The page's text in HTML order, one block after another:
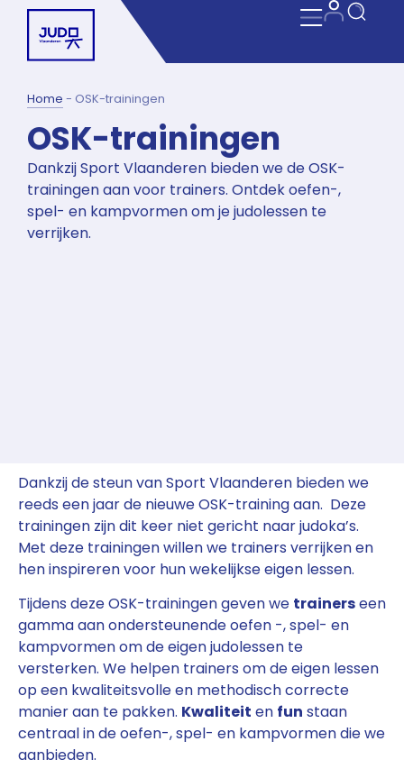
Home - OSK-trainingen
OSK-trainingen
Dankzij Sport Vlaanderen bieden we de OSK-
trainingen aan voor trainers. Ontdek oefen-,
spel- en kampvormen om je judolessen te
verrijken.
Dankzij de steun van Sport Vlaanderen bieden we
reeds een jaar de nieuwe OSK-training aan. Deze
trainingen zijn dit keer niet gericht naar judoka’s.
Met deze trainingen willen we trainers verrijken en
hen inspireren voor hun wekelijkse eigen lessen.
Tijdens deze OSK-trainingen geven we trainerseen
gamma aan ondersteunende oefen -, spel- en
kampvormen om de eigen judolessen te
versterken. We helpen trainers om de eigen lessen
op een kwaliteitsvolle en methodisch correcte
manier aan te pakken. Kwaliteit en fun staan
centraal in de oefen-, spel- en kampvormen die we
aanbieden.